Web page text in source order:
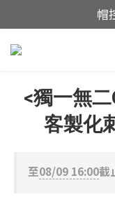
帽
<獨一無
客製化
至08/09 16:00截